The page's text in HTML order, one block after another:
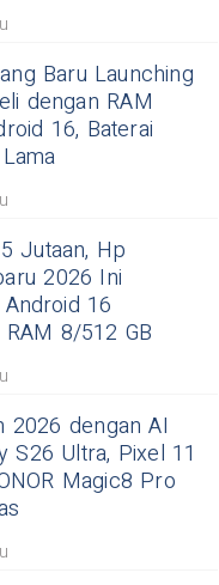
Baru Launching
dengan RAM
16, Baterai
Jutaan, Hp
2026 Ini
16
8/512 GB
2026 dengan AI
S26 Ultra, Pixel 11
Magic8 Pro